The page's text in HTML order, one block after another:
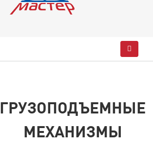
ГРУЗОПОДЪЕМНЫЕ
МЕХАНИЗМЫ